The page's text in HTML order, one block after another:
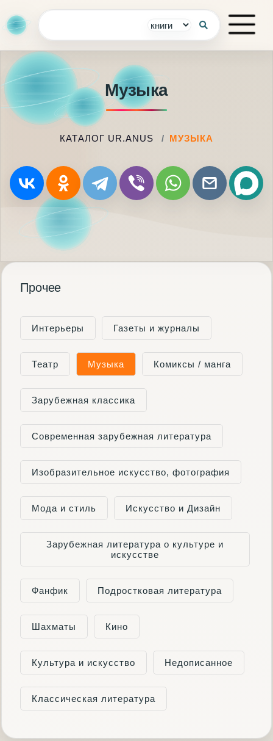
Музыка
КАТАЛОГ UR.ANUS МУЗЫКА
Прочее
Интерьеры Газеты и журналы
Театр Музыка Комиксы / манга
Зарубежная классика
Современная зарубежная литература
Изобразительное искусство, фотография
Мода и стиль Искусство и Дизайн
Зарубежная литература о культуре и
искусстве
Фанфик Подростковая литература
Шахматы Кино
Культура и искусство Недописанное
Классическая литература